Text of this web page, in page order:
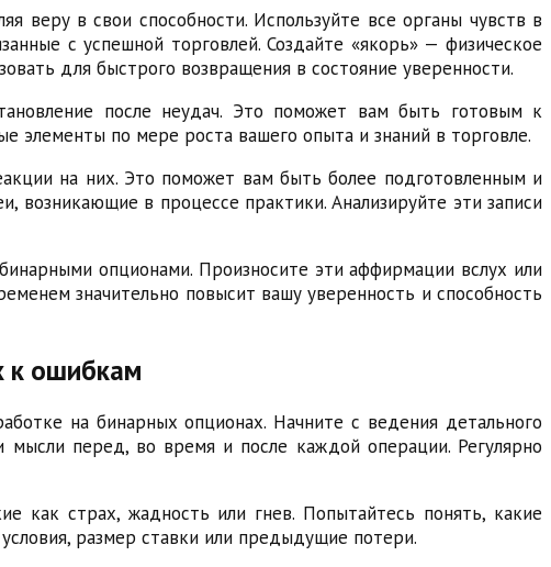
веру в свои способности. Используйте все органы чувств в
с успешной торговлей. Создайте «якорь» — физическое
для быстрого возвращения в состояние уверенности.
после неудач. Это поможет вам быть готовым к
элементы по мере роста вашего опыта и знаний в торговле.
на них. Это поможет вам быть более подготовленным и
возникающие в процессе практики. Анализируйте эти записи
опционами. Произносите эти аффирмации вслух или
значительно повысит вашу уверенность и способность
к ошибкам
на бинарных опционах. Начните с ведения детального
перед, во время и после каждой операции. Регулярно
как страх, жадность или гнев. Попытайтесь понять, какие
размер ставки или предыдущие потери.